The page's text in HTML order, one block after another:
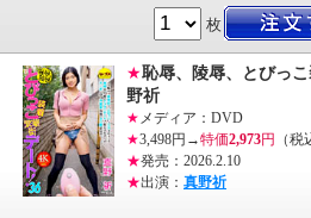
枚
★恥辱、陵辱、とびっ
野祈
★ メディア：DVD
★3,498円→特価2,973円
（税
★発売：2026.2.10
★出演： 真野祈